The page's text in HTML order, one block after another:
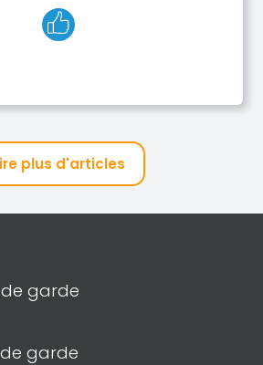
plus d'articles
de garde
garde